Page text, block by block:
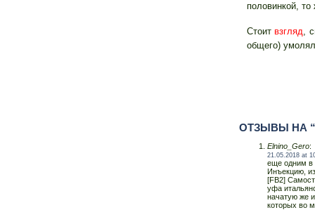
половинкой,
Стоитвзгляд,
общего)
ОТЗЫВЫ НА
Elnino_Gero:
21.05.2018 at
еще одним в
Инъекцию,
[FB2]
уфа
начатую же
которых во